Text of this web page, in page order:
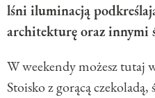
lśni iluminacją
architekturę oraz innymi
W weekendy możesz tutaj
Stoisko z gorącą